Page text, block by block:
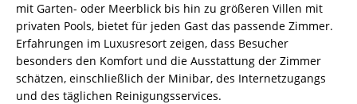
mit Garten- oder Meerblick bis hin zu größeren Villen mit
privaten Pools, bietet für jeden Gast das passende Zimmer.
Erfahrungen im Luxusresort zeigen, dass Besucher
besonders den Komfort und die Ausstattung der Zimmer
schätzen, einschließlich der Minibar, des Internetzugangs
und des täglichen Reinigungsservices.